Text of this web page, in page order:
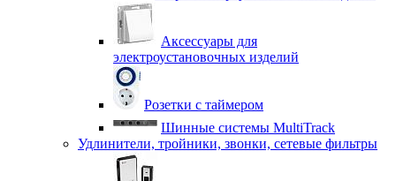
Аксессуары для
электроустановочных изделий
Розетки с таймером
Шинные системы MultiTrack
Удлинители, тройники, звонки, сетевые фильтры